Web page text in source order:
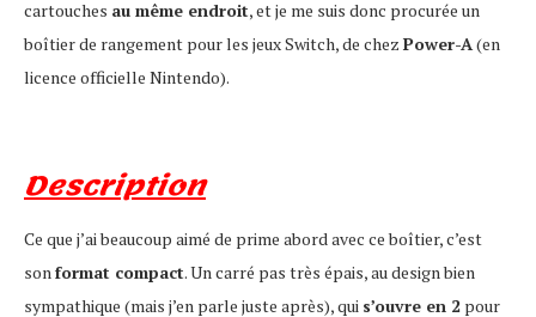
cartouches au même endroit, et je me suis donc procurée un
boîtier de rangement pour les jeux Switch, de chez Power-A(en
licence officielle Nintendo).
Description
Ce que j’ai beaucoup aimé de prime abord avec ce boîtier, c’est
sonformat compact. Un carré pas très épais, au design bien
sympathique (mais j’en parle juste après), qui s’ouvre en 2 pour